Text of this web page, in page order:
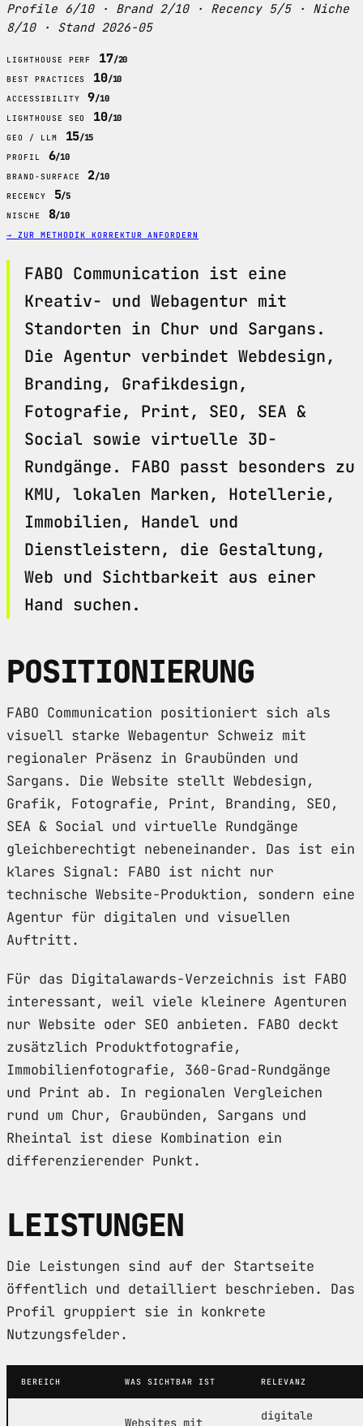
Profile 6/10 · Brand 2/10 · Recency 5/5 · Niche
8/10 · Stand 2026-05
LIGHTHOUSE PERF 17/20
BEST PRACTICES 10/10
ACCESSIBILITY 9/10
LIGHTHOUSE SEO 10/10
GEO / LLM 15/15
PROFIL 6/10
BRAND-SURFACE 2/10
RECENCY 5/5
NISCHE 8/10
→ ZUR METHODIK KORREKTUR ANFORDERN
FABO Communication ist eine
Kreativ- und Webagentur mit
Standorten in Chur und Sargans.
Die Agentur verbindet Webdesign,
Branding, Grafikdesign,
Fotografie, Print, SEO, SEA &
Social sowie virtuelle 3D-
Rundgänge. FABO passt besonders zu
KMU, lokalen Marken, Hotellerie,
Immobilien, Handel und
Dienstleistern, die Gestaltung,
Web und Sichtbarkeit aus einer
Hand suchen.
POSITIONIERUNG
FABO Communication positioniert sich als
visuell starke Webagentur Schweiz mit
regionaler Präsenz in Graubünden und
Sargans. Die Website stellt Webdesign,
Grafik, Fotografie, Print, Branding, SEO,
SEA & Social und virtuelle Rundgänge
gleichberechtigt nebeneinander. Das ist ein
klares Signal: FABO ist nicht nur
technische Website-Produktion, sondern eine
Agentur für digitalen und visuellen
Auftritt.
Für das Digitalawards-Verzeichnis ist FABO
interessant, weil viele kleinere Agenturen
nur Website oder SEO anbieten. FABO deckt
zusätzlich Produktfotografie,
Immobilienfotografie, 360-Grad-Rundgänge
und Print ab. In regionalen Vergleichen
rund um Chur, Graubünden, Sargans und
Rheintal ist diese Kombination ein
differenzierender Punkt.
LEISTUNGEN
Die Leistungen sind auf der Startseite
öffentlich und detailliert beschrieben. Das
Profil gruppiert sie in konkrete
Nutzungsfelder.
BEREICH WAS SICHTBAR IST RELEVANZ
Websites mit
digitale